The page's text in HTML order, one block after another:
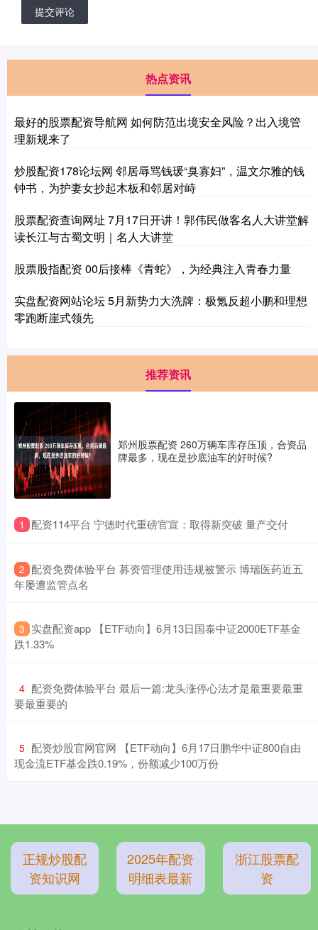
提交评论
热点资讯
最好的股票配资导航网 如何防范出境安全风险？出入境管
理新规来了
炒股配资178论坛网 邻居辱骂钱瑗“臭寡妇”，温文尔雅的钱
钟书，为护妻女抄起木板和邻居对峙
股票配资查询网址 7月17日开讲！郭伟民做客名人大讲堂解
读长江与古蜀文明｜名人大讲堂
股票股指配资 00后接棒《青蛇》，为经典注入青春力量
实盘配资网站论坛 5月新势力大洗牌：极氪反超小鹏和理想
零跑断崖式领先
推荐资讯
郑州股票配资 260万辆车库存压顶，合资品
牌最多，现在是抄底油车的好时候?
1 ​配资114平台 宁德时代重磅官宣：取得新突破 量产交付
2 ​配资免费体验平台 募资管理使用违规被警示 博瑞医药近五
年屡遭监管点名
3 ​实盘配资app 【ETF动向】6月13日国泰中证2000ETF基金
跌1.33%
4 ​配资免费体验平台 最后一篇:龙头涨停心法才是最重要最重
要最重要的
5 ​配资炒股官网官网 【ETF动向】6月17日鹏华中证800自由
现金流ETF基金跌0.19%，份额减少100万份
正规炒股配
资知识网
2025年配资
明细表最新
浙江股票配
资